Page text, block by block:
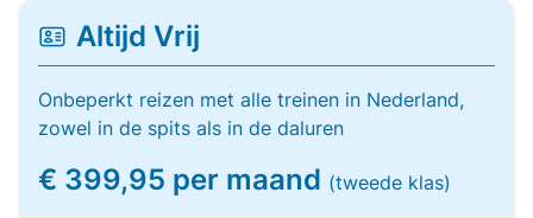
Altijd Vrij
Onbeperkt reizen met alle treinen in Nederland,
zowel in de spits als in de daluren
€ 399,95 per maand (tweede klas)